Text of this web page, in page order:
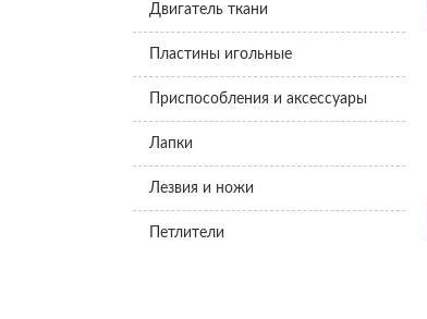
Двигатель ткани
Пластины игольные
Приспособления и аксессуары
Лапки
Лезвия и ножи
Петлители